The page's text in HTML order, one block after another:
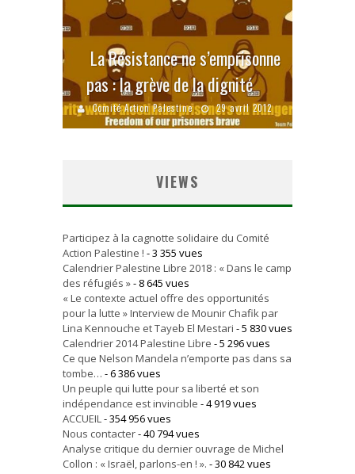
La Résistance ne s’emprisonne
pas : la grève de la dignité
Comité Action Palestine 29 avril 2012
VIEWS
Participez à la cagnotte solidaire du Comité
Action Palestine ! - 3 355 vues
Calendrier Palestine Libre 2018 : « Dans le camp
des réfugiés »- 8 645 vues
« Le contexte actuel offre des opportunités
pour la lutte » Interview de Mounir Chafik par
Lina Kennouche et Tayeb El Mestari - 5 830 vues
Calendrier 2014 Palestine Libre - 5 296 vues
Ce que Nelson Mandela n’emporte pas dans sa
tombe… - 6 386 vues
Un peuple qui lutte pour sa liberté et son
indépendance est invincible - 4 919 vues
ACCUEIL- 354 956 vues
Nous contacter- 40 794 vues
Analyse critique du dernier ouvrage de Michel
Collon : « Israël, parlons-en ! ». - 30 842 vues